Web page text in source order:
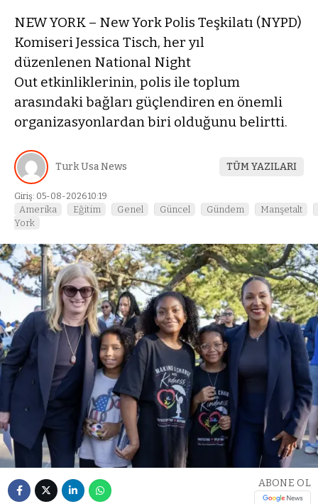
NEW YORK – New York Polis Teşkilatı (NYPD)
Komiseri Jessica Tisch, her yıl
düzenlenen National Night
Out etkinliklerinin, polis ile toplum
arasındaki bağları güçlendiren en önemli
organizasyonlardan biri olduğunu belirtti.
Turk Usa News TÜM YAZILARI
Giriş: 05-08-2026 10:19
Amerika Eğitim Genel Güncel Gündem
Manşetalt
York
ABONE OL